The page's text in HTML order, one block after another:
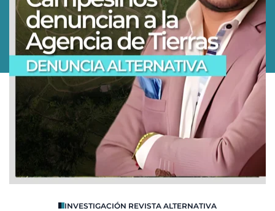
INVESTIGACIÓN REVISTA ALTERNATIVA